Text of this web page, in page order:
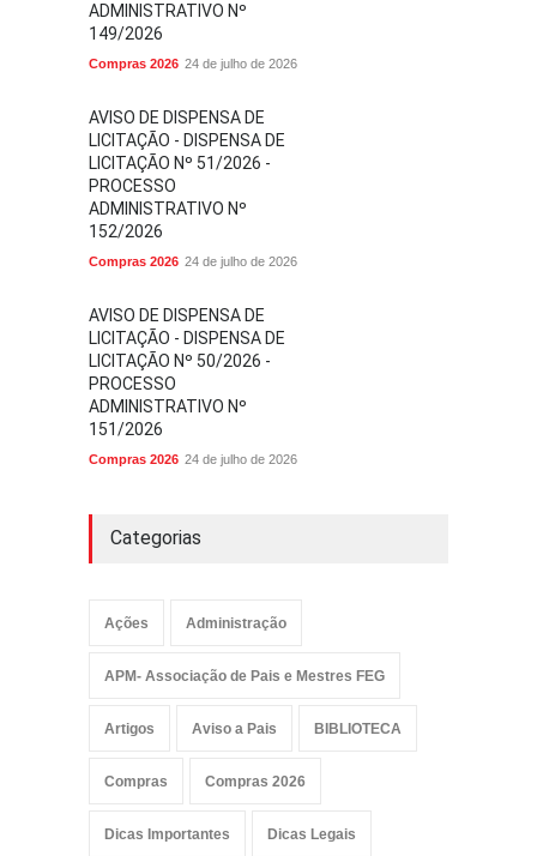
ADMINISTRATIVO Nº
149/2026
Compras 2026 24 de julho de 2026
AVISO DE DISPENSA DE
LICITAÇÃO - DISPENSA DE
LICITAÇÃO Nº 51/2026 -
PROCESSO
ADMINISTRATIVO Nº
152/2026
Compras 2026 24 de julho de 2026
AVISO DE DISPENSA DE
LICITAÇÃO - DISPENSA DE
LICITAÇÃO Nº 50/2026 -
PROCESSO
ADMINISTRATIVO Nº
151/2026
Compras 2026 24 de julho de 2026
Categorias
Ações Administração
APM- Associação de Pais e Mestres FEG
Artigos Aviso a Pais BIBLIOTECA
Compras Compras 2026
Dicas Importantes Dicas Legais